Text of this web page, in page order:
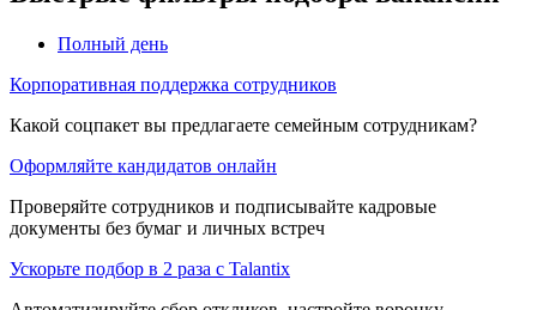
Полный день
Корпоративная поддержка сотрудников
Какой соцпакет вы предлагаете семейным сотрудникам?
Оформляйте кандидатов онлайн
Проверяйте сотрудников и подписывайте кадровые
документы без бумаг и личных встреч
Ускорьте подбор в 2 раза с Talantix